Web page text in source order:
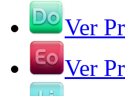
Ver
Ver